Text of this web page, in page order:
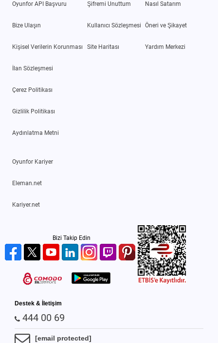
Oyunfor API Başvuru
Bize Ulaşın
Kişisel Verilerin Korunması
İlan Sözleşmesi
Çerez Politikası
Gizlilik Politikası
Aydınlatma Metni
Şifremi Unuttum
Kullanıcı Sözleşmesi
Site Haritası
Nasıl Satarım
Öneri ve Şikayet
Yardım Merkezi
Oyunfor Kariyer
Eleman.net
Kariyer.net
Bizi Takip Edin
Destek & İletişim
444 00 69
[email protected]